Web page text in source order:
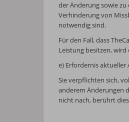
der Änderung sowie
Verhinderung von
notwendig sind.
Für den Fall, dass
Leistung besitzen,
e) Erfordernis
Sie verpflichten sich,
anderem Änderungen
nicht nach, berührt